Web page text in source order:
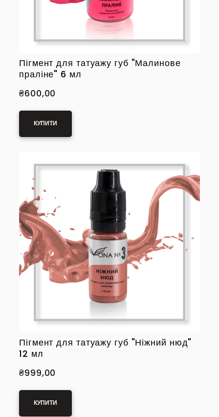
Пігмент для татуажу губ "Малинове
праліне" 6 мл
₴600,00
КУПИТИ
Пігмент для татуажу губ "Ніжний нюд"
12 мл
₴999,00
КУПИТИ